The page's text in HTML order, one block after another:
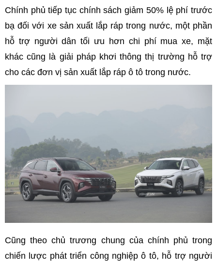
Chính phủ tiếp tục chính sách giảm 50% lệ phí trước
bạ đối với xe sản xuất lắp ráp trong nước, một phần
hỗ trợ người dân tối ưu hơn chi phí mua xe, mặt
khác cũng là giải pháp khơi thông thị trường hỗ trợ
cho các đơn vị sản xuất lắp ráp ô tô trong nước.
Cũng theo chủ trương chung của chính phủ trong
chiến lược phát triển công nghiệp ô tô, hỗ trợ người